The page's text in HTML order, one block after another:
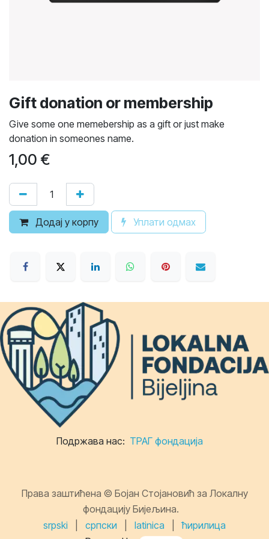
Gift donation or membership
Give some one memebership as a gift or just make
donation in someones name.
1,00 €
Додај у корпу Уплати одмах
Подржава нас: ТРАГ фондација
Права заштићена © Бојан Стојановић за Локалну
фондацију Бијељина.
srpski
српски latinica
ћирилица